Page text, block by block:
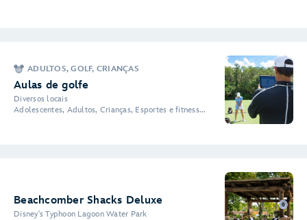
ADULTOS, GOLF, CRIANÇAS
Aulas de golfe
Diversos locais
Adolescentes, Adultos, Crianças, Esportes e fitness...
Beachcomber Shacks Deluxe
Disney's Typhoon Lagoon Water Park